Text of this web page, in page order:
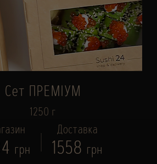
Сет ПРЕМІУМ
1250 г
грн
Доставка
1558 грн